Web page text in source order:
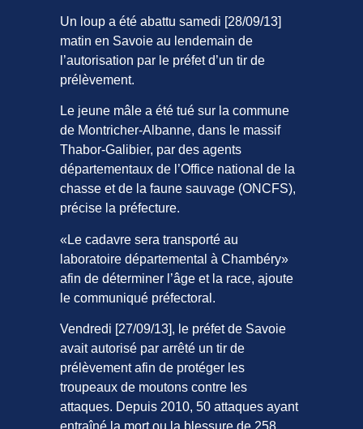
Un loup a été abattu samedi [28/09/13]
matin en Savoie au lendemain de
l’autorisation par le préfet d’un tir de
prélèvement.
Le jeune mâle a été tué sur la commune
de Montricher-Albanne, dans le massif
Thabor-Galibier, par des agents
départementaux de l’Office national de la
chasse et de la faune sauvage (ONCFS),
précise la préfecture.
«Le cadavre sera transporté au
laboratoire départemental à Chambéry»
afin de déterminer l’âge et la race, ajoute
le communiqué préfectoral.
Vendredi [27/09/13], le préfet de Savoie
avait autorisé par arrêté un tir de
prélèvement afin de protéger les
troupeaux de moutons contre les
attaques. Depuis 2010, 50 attaques ayant
entraîné la mort ou la blessure de 258